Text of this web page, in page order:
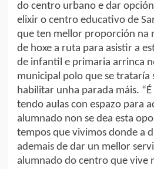
do centro urbano e dar
elixir o centro educativo de
que ten mellor proporción na
de hoxe a ruta para asistir a
de infantil e primaria arrinca
municipal polo que se trataría
habilitar unha parada máis.
tendo aulas con espazo para
alumnado non se dea esta
tempos que vivimos donde a
ademais de dar un mellor
alumnado do centro que vive